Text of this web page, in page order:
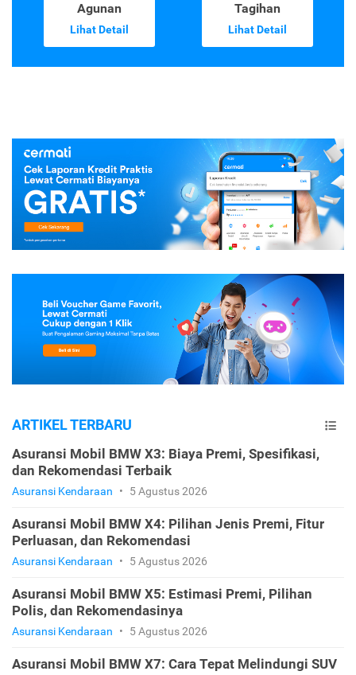
Agunan
Lihat Detail
Tagihan
Lihat Detail
ARTIKEL TERBARU
Asuransi Mobil BMW X3: Biaya Premi, Spesifikasi,
dan Rekomendasi Terbaik
Asuransi Kendaraan • 5 Agustus 2026
Asuransi Mobil BMW X4: Pilihan Jenis Premi, Fitur
Perluasan, dan Rekomendasi
Asuransi Kendaraan • 5 Agustus 2026
Asuransi Mobil BMW X5: Estimasi Premi, Pilihan
Polis, dan Rekomendasinya
Asuransi Kendaraan • 5 Agustus 2026
Asuransi Mobil BMW X7: Cara Tepat Melindungi SUV